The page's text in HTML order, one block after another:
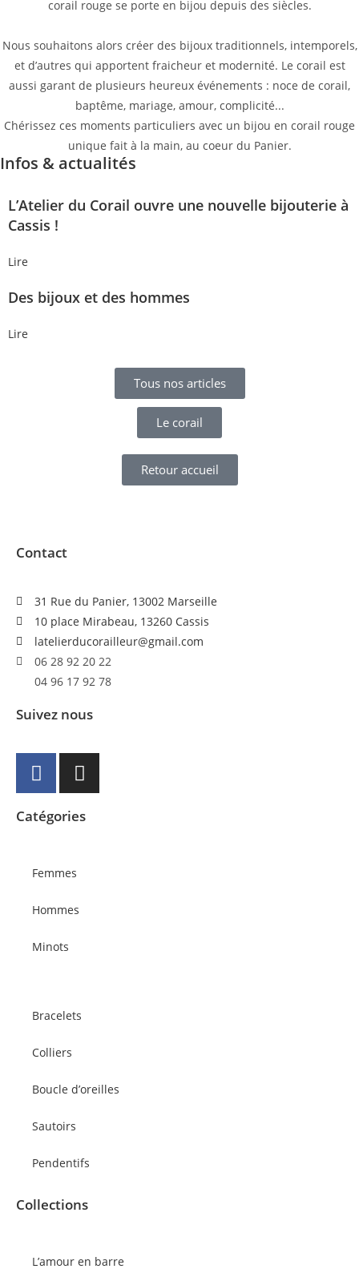
corail rouge se porte en bijou depuis des siècles.
Nous souhaitons alors créer des bijoux traditionnels, intemporels,
et d’autres qui apportent fraicheur et modernité. Le corail est
aussi garant de plusieurs heureux événements : noce de corail,
baptême, mariage, amour, complicité...
Chérissez ces moments particuliers avec un bijou en corail rouge
unique fait à la main, au coeur du Panier.
Infos & actualités
L’Atelier du Corail ouvre une nouvelle bijouterie à
Cassis !
Lire
Des bijoux et des hommes
Lire
Tous nos articles
Le corail
Retour accueil
Contact
31 Rue du Panier, 13002 Marseille
10 place Mirabeau, 13260 Cassis
latelierducorailleur@gmail.com
06 28 92 20 22
04 96 17 92 78
Suivez nous
Catégories
Femmes
Hommes
Minots
Bracelets
Colliers
Boucle d’oreilles
Sautoirs
Pendentifs
Collections
L’amour en barre